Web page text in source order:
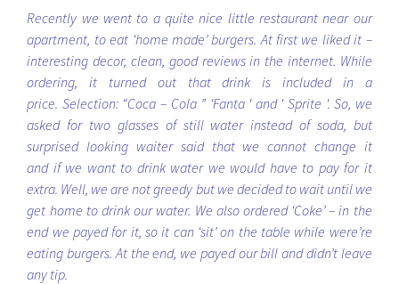
Recently we went to a quite nice little restaurant near our
apartment, to eat ‘home made’ burgers. At first we liked it –
interesting decor, clean, good reviews in the internet. While
ordering, it turned out that drink is included in a
price. Selection: “Coca – Cola ” ‘Fanta ‘ and ‘ Sprite ‘. So, we
asked for two glasses of still water instead of soda, but
surprised looking waiter said that we cannot change it
and if we want to drink water we would have to pay for it
extra. Well, we are not greedy but we decided to wait until we
get home to drink our water. We also ordered ‘Coke’ – in the
end we payed for it, so it can ‘sit’ on the table while were’re
eating burgers. At the end, we payed our bill and didn’t leave
any tip.